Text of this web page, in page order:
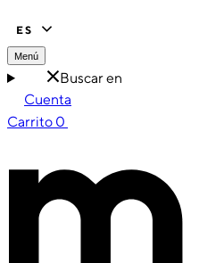
ES
Menú
Buscar en
Cuenta
Carrito 0